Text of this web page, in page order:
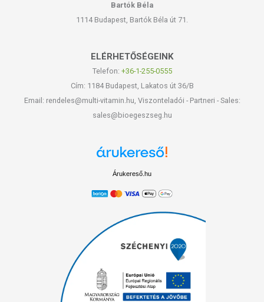
Bartók Béla
1114 Budapest, Bartók Béla út 71.
ELÉRHETŐSÉGEINK
Telefon: +36-1-255-0555
Cím: 1184 Budapest, Lakatos út 36/B
Email: rendeles@multi-vitamin.hu, Viszonteladói - Partneri - Sales:
sales@bioegeszseg.hu
Árukereső.hu